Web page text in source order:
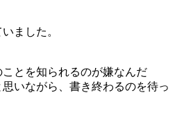
ました。
とを知られるのが嫌なんだ
、書き終わるのを待っ